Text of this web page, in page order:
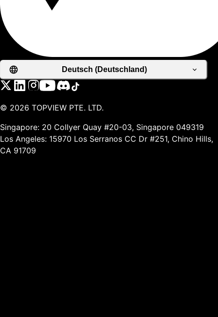
Deutsch (Deutschland)
© 2026 TOPVIEW PTE. LTD.
Singapore: 20 Collyer Quay #20-03, Singapore 049319
Los Angeles: 15970 Los Serranos CC Dr #251, Chino Hills,
CA 91709